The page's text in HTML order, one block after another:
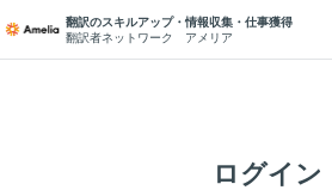
翻訳のスキルアップ・情報収集・仕事獲得
翻訳者ネットワーク アメリア
ログイン